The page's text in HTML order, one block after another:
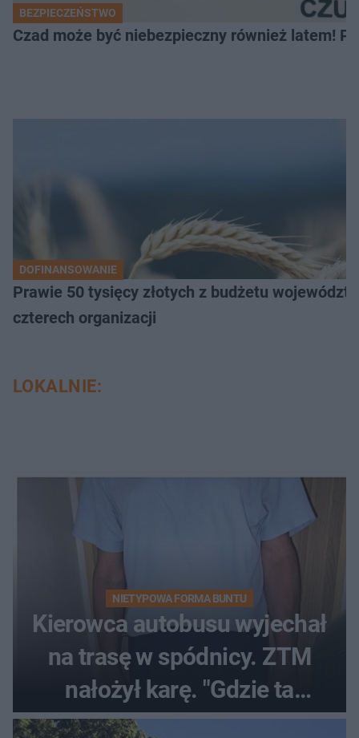
BEZPIECZEŃSTWO
Czad może być niebezpieczny również latem!
DOFINANSOWANIE
Prawie 50 tysięcy złotych z budżetu
czterech organizacji
LOKALNIE:
NIETYPOWA FORMA BUNTU
Kierowca autobusu wyjechał
na trasę w spódnicy. ZTM
nałożył karę. "Gdzie ta
tolerancja?"